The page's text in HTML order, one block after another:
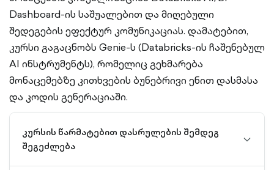
Dashboard-ის საშუალებით და მიღებული
შედეგების ეფექტურ კომუნიკაციას. დამატებით,
კურსი გაგაცნობს Genie-ს (Databricks-ის ჩაშენებულ
AI ინსტრუმენტს), რომელიც გეხმარება
მონაცემებზე კითხვების ბუნებრივი ენით დასმასა
და კოდის გენერაციაში.
კურსის წარმატებით დასრულების შემდეგ
შეგეძლება